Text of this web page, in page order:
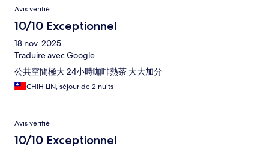
Avis vérifié
10/10 Exceptionnel
18 nov. 2025
Traduire avec Google
公共空間極大 24小時咖啡熱茶 大大加分
CHIH LIN, séjour de 2 nuits
Avis vérifié
10/10 Exceptionnel